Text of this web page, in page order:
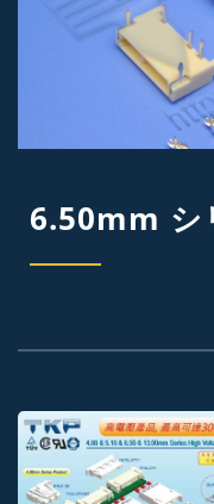
6.50mm シ